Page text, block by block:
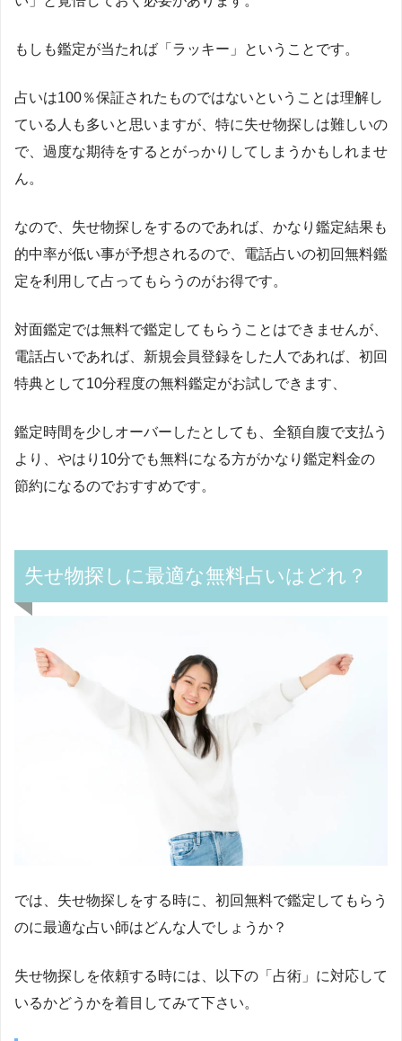
もしも鑑定が当たれば「ラッキー」ということです。
占いは100％保証されたものではないということは理解し
ている人も多いと思いますが、特に失せ物探しは難しいの
で、過度な期待をするとがっかりしてしまうかもしれませ
ん。
なので、失せ物探しをするのであれば、かなり鑑定結果も
的中率が低い事が予想されるので、電話占いの初回無料鑑
定を利用して占ってもらうのがお得です。
対面鑑定では無料で鑑定してもらうことはできませんが、
電話占いであれば、新規会員登録をした人であれば、初回
特典として10分程度の無料鑑定がお試しできます、
鑑定時間を少しオーバーしたとしても、全額自腹で支払う
より、やはり 10分でも無料になる方がかなり鑑定料金の
節約になるのでおすすめです。
失せ物探しに最適な無料占いはどれ？
では、失せ物探しをする時に、初回無料で鑑定してもらう
のに最適な占い師はどんな人でしょうか？
失せ物探しを依頼する時には、以下の「占術」に対応して
いるかどうかを着目してみて下さい。